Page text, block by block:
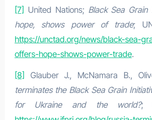
[7] United Nations; Black Sea Grain
hope, shows power of trade;
https://unctad.org/news/black-sea-
offers-hope-shows-power-trade.
[8] Glauber J., McNamara B.,
terminates the Black Sea Grain
for Ukraine and the world?;